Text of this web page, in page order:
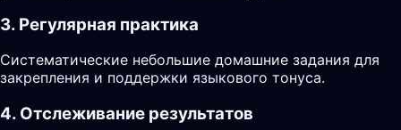
3. Регулярная практика
Систематические небольшие домашние задания для
закрепления и поддержки языкового тонуса.
4. Отслеживание результатов